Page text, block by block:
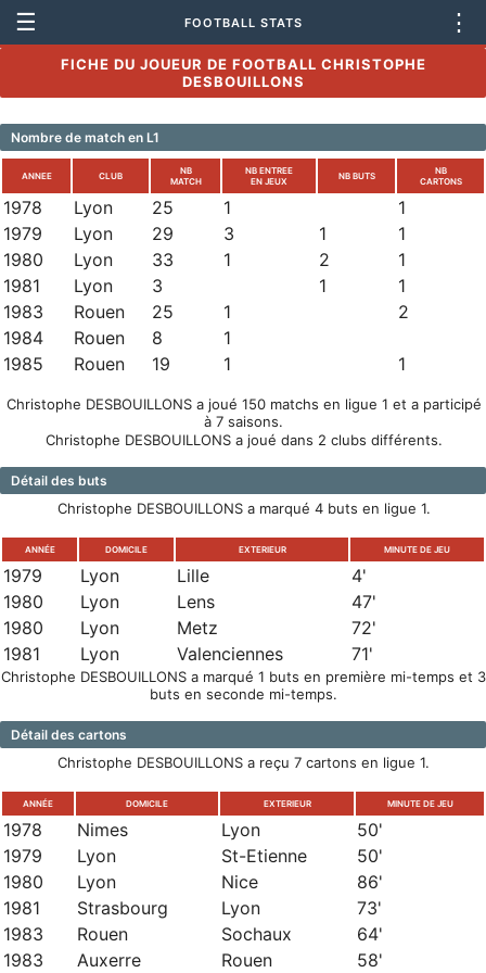
☰ FOOTBALL STATS ⋮
FICHE DU JOUEUR DE FOOTBALL CHRISTOPHE
DESBOUILLONS
Nombre de match en L1
ANNEE CLUB
NB
MATCH
NB ENTREE
EN JEUX
NB BUTS
NB
CARTONS
1978 Lyon 25 1
1
1979
Lyon 29 3 1
1
1980
Lyon 33 1 2
1
1981
Lyon 3 1
1
1983
Rouen 25 1
2
1984
Rouen 8
1
1985
Rouen 19 1 1
Christophe DESBOUILLONS a joué 150 matchs en ligue 1 et a participé
à 7 saisons.
Christophe DESBOUILLONS a joué dans 2 clubs différents.
Détail des buts
Christophe DESBOUILLONS a marqué 4 buts en ligue 1.
ANNÉE DOMICILE EXTERIEUR MINUTE DE JEU
1979 Lyon Lille
4'
1980
Lyon Lens
47'
1980
Lyon Metz
72'
1981
Lyon Valenciennes 71'
Christophe DESBOUILLONS a marqué 1 buts en première mi-temps et 3
buts en seconde mi-temps.
Détail des cartons
Christophe DESBOUILLONS a reçu 7 cartons en ligue 1.
ANNÉE DOMICILE EXTERIEUR MINUTE DE JEU
1978 Nimes Lyon
50'
1979
Lyon St-Etienne
50'
1980
Lyon Nice
86'
1981
Strasbourg Lyon
73'
1983
Rouen Sochaux
64'
1983
Auxerre Rouen 58'